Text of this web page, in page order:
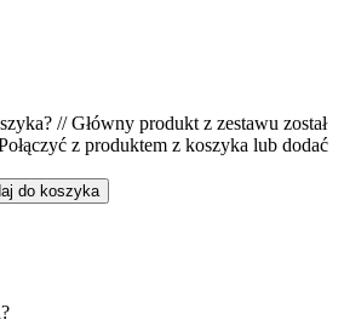
//Główny produkt z zestawu został
z produktem z koszyka lub dodać
do koszyka